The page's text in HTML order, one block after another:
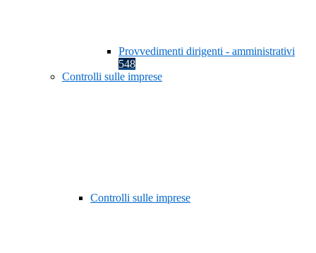
Provvedimenti dirigenti - amministrativi
548
Controlli sulle imprese
Controlli sulle imprese